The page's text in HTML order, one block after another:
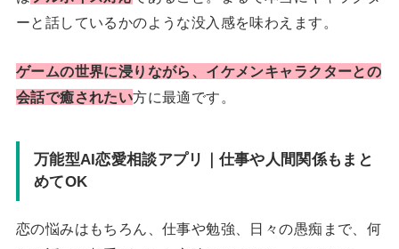
ーと話しているかのような没入感を味わえます。
ゲームの世界に浸りながら、イケメンキャラクターとの
会話で癒されたい方に最適です。
万能型AI恋愛相談アプリ｜仕事や人間関係もまと
めてOK
恋の悩みはもちろん、仕事や勉強、日々の愚痴まで、何